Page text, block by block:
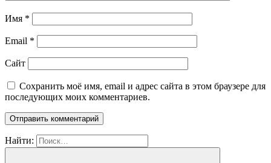
Имя *
Email *
Сайт
Сохранить моё имя, email и адрес сайта в этом браузере для
последующих моих комментариев.
Найти: